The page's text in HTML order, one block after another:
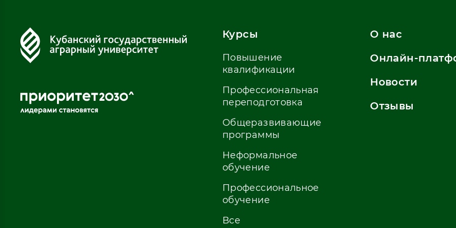
Курсы
Повышение
квалификации
Профессиональная
переподготовка
Общеразвивающие
программы
Неформальное
обучение
Профессиональное
обучение
Все
О нас
Онлайн-
Новости
Отзывы